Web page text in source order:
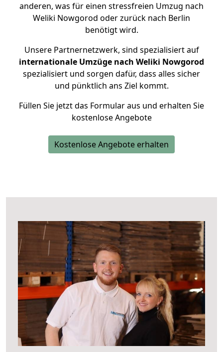
anderen, was für einen stressfreien Umzug nach
Weliki Nowgorod oder zurück nach Berlin
benötigt wird.
Unsere Partnernetzwerk, sind spezialisiert auf
internationale Umzüge nach Weliki Nowgorod
spezialisiert und sorgen dafür, dass alles sicher
und pünktlich ans Ziel kommt.
Füllen Sie jetzt das Formular aus und erhalten Sie
kostenlose Angebote
Kostenlose Angebote erhalten